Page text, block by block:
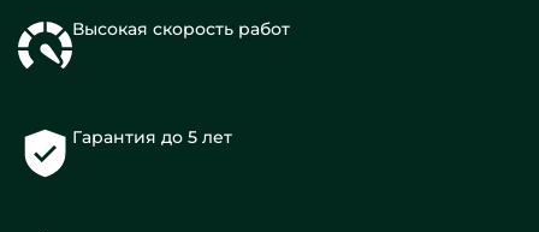
Высокая скорость работ
Гарантия до 5 лет